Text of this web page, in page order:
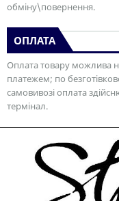
обміну\повернення.
ОПЛАТА
Оплата товару можлива
платежем; по
самовивозі оплата
термінал.